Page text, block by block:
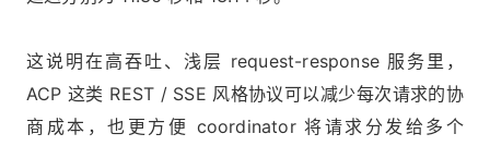
这说明在高吞吐、浅层 request-response 服务里，
ACP 这类 REST / SSE 风格协议可以减少每次请求的协
商成本，也更方便 coordinator 将请求分发给多个